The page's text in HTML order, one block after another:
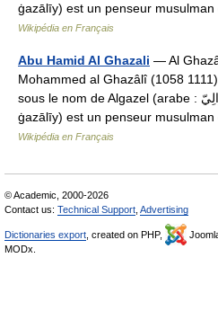
ġazālīy) est un penseur
Wikipédia en Français
Abu Hamid Al Ghazali — Al
Mohammed al Ghazâlî (1058
sous le nom de Algazel (arabe : أَبُو حَامِد الغَزَالِيّ abū ḥāmid al
ġazālīy) est un penseur
Wikipédia en Français
© Academic, 2000-2026
Contact us: Technical Support Advertising
Dictionaries export , created on PHP,
MODx.